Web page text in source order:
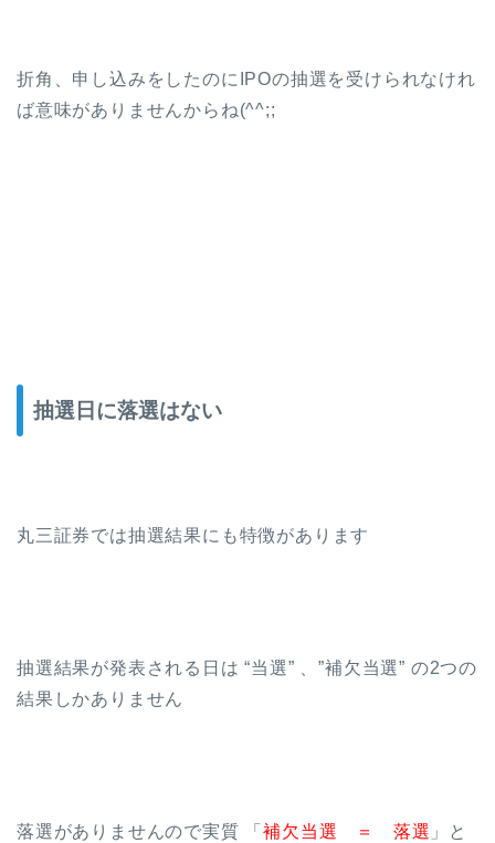
折角、申し込みをしたのにIPOの抽選を受けられなけれ
ば意味がありませんからね(^^;;
抽選日に落選はない
丸三証券では抽選結果にも特徴があります
抽選結果が発表される日は “当選” 、”補欠当選” の2つの
結果しかありません
落選がありませんので実質 「補欠当選 ＝ 落選 」と